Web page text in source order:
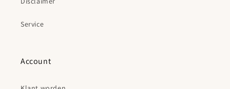
Service
Account